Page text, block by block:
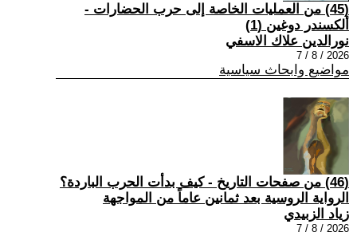
(45) من العمليات الخاصة إلى حرب الحضارات -
ألكسندر دوغين (1)
نورالدين علاك الاسفي
2026 / 8 / 7
مواضيع وابحاث سياسية
(46) من صفحات التاريخ - كيف بدأت الحرب الباردة؟
الرواية الروسية بعد ثمانين عاماً من المواجهة
زياد الزبيدي
2026 / 8 / 7